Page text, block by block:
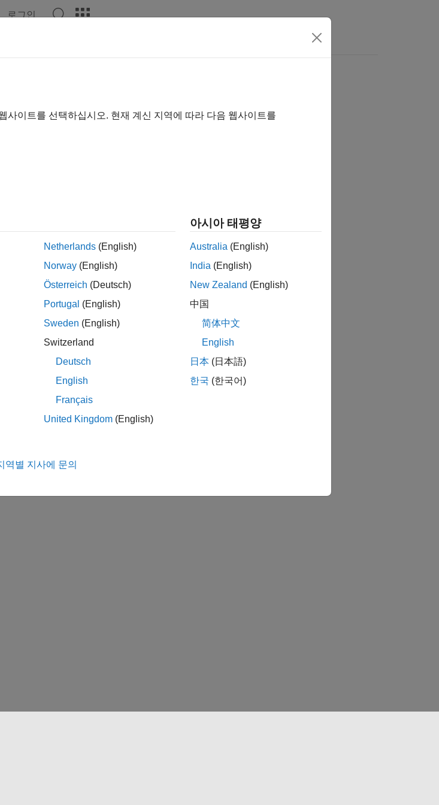
로그인
사이트를 선택하십시오. 현재 계신 지역에 따라 다음 웹사이트를
Netherlands (English)
Norway (English)
Österreich (Deutsch)
Portugal (English)
Sweden (English)
Switzerland
Deutsch
English
Français
United Kingdom (English)
아시아 태평양
Australia (English)
India (English)
New Zealand (English)
中国
简体中文
English
日本 (日本語)
한국 (한국어)
역별 지사에 문의